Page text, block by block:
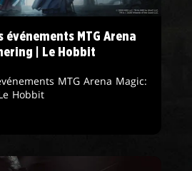
événements MTG Arena
| Le Hobbit
MTG Arena Magic:
Hobbit